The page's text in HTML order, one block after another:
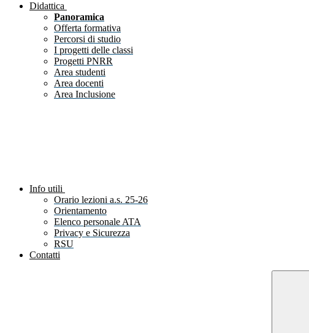
Didattica
Panoramica
Offerta formativa
Percorsi di studio
I progetti delle classi
Progetti PNRR
Area studenti
Area docenti
Area Inclusione
Info utili
Orario lezioni a.s. 25-26
Orientamento
Elenco personale ATA
Privacy e Sicurezza
RSU
Contatti